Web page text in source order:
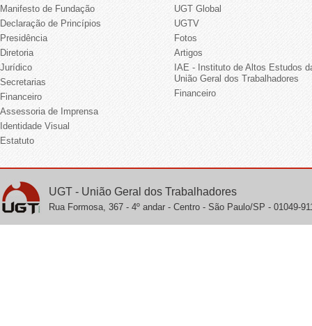
Manifesto de Fundação
Declaração de Princípios
Presidência
Diretoria
Jurídico
Secretarias
Financeiro
Assessoria de Imprensa
Identidade Visual
Estatuto
UGT Global
UGTV
Fotos
Artigos
IAE - Instituto de Altos Estudos
União Geral dos Trabalhadores
Financeiro
UGT - União Geral dos Trabalhadores
Rua Formosa, 367 - 4º andar - Centro - São Paulo/SP - 01049-